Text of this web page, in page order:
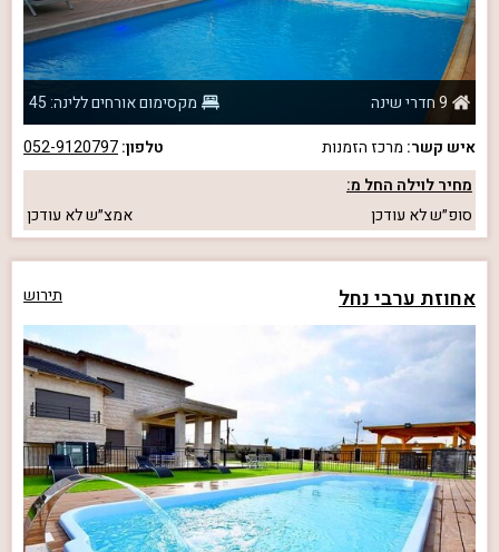
9 חדרי שינה
מקסימום אורחים ללינה: 45
איש קשר: מרכז הזמנות טלפון:052-9120797
מחיר לוילה החל מ:
סופ״שלא עודכן אמצ״שלא עודכן
אחוזת ערבי נחל תירוש